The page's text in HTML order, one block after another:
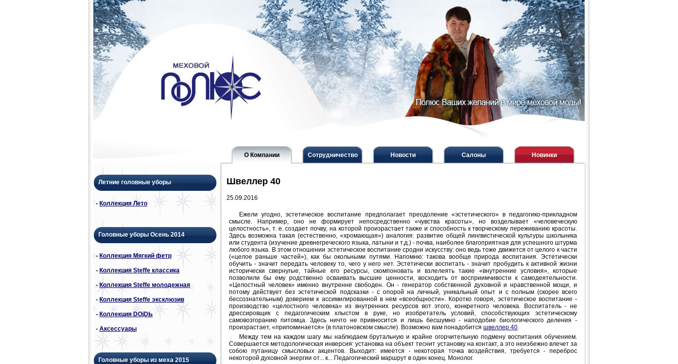
О Компании Сотрудничество Новости Салоны Новинки
Летние головные уборы
- Коллекция Лето
Головные уборы Осень 2014
- Коллекция Мягкий фетр
- Коллекция Steffe классика
-Коллекция Steffe молодежная
- Коллекция Steffe эксклюзив
- Коллекция DОjDЬ
- Аксессуары
Головные уборы из меха 2015
Швеллер 40
25.09.2016
Ежели угодно, эстетическое воспитание предполагает преодоление «эстетического» в педагогико-прикладном
смысле. Например, оно не формирует непосредственно «чувства красоты», но возделывает «человеческую
целостность», т. е. создает почву, на которой произрастает также и способность к творческому переживанию красоты.
Здесь возможна такая (естественно, «хромающая») аналогия: развитие общей лингвистической культуры школьника
или студента (изучение древнегреческого языка, латыни и т.д.) - почва, наиболее благоприятная для успешного штурма
любого языка. В этом отношении эстетическое воспитание сродни искусству: оно ведь тоже движется от целого к части
(«целое раньше частей»), как бы окольными путями. Напомню: такова вообще природа воспитания. Эстетически
обучить - значит передать человеку то, чего у него нет. Эстетически воспитать - значит пробудить к активной жизни
исторически свернугые, тайные его ресурсы, скомпоновать и взлелеять такие «внутренние условия», которые
позволили бы ему родственно осваивать высшие ценности, восходить от восприимчивости к самодеятельности.
«Целостный человек» именно внутренне свободен. Он - генератор собственной духовной и нравственной мощи, и
потому действует без эстетической подсказки - с опорой на личный, уникальный опыт и с полным (скорее всего
бессознательным) доверием к ассимилированной в нем «всеобщности». Коротко говоря, эстетическое воспитание -
производство «целостного человека» из внутренних ресурсов вот этого, конкретного человека. Воспитатель - не
дрессировщик с педагогическим хлыстом в руке, но изобретатель условий, способствующих эстетическому
самовозгоранию питомца. Здесь ничто не привносится и лишь бесшумно - наподобие биологического деления -
произрастает, «припоминается» (в платоновском смысле). Возможно вам понадобится швеллер 40.
Между тем на каждом шагу мы наблюдаем брутальную и крайне огорчительную подмену воспитания обучением.
Совершается методологическая инверсия: установка на объект теснит установку на контакт, а это неизбежно влечет за
собою путаницу смысловых акцентов. Выходит: имеется - некоторая точка воздействия, требуется - переброс
некоторой духовной энергии от... к... Педагогический маршрут в один конец. Монолог.